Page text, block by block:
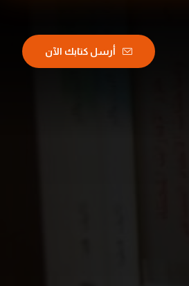
أرسل كتابك الآن